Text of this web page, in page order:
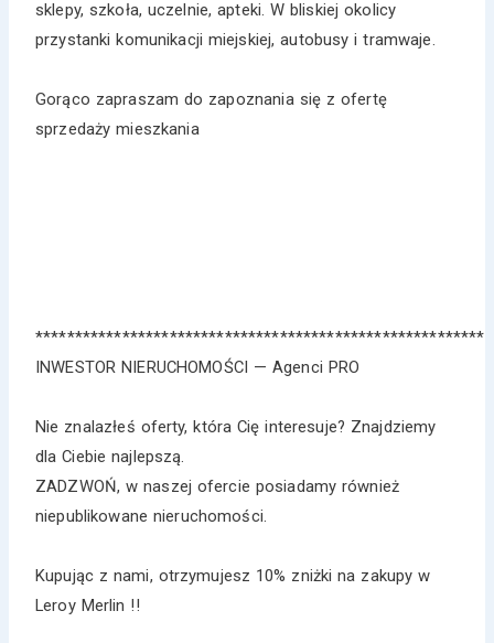
sklepy, szkoła, uczelnie, apteki. W bliskiej okolicy
przystanki komunikacji miejskiej, autobusy i tramwaje.
Gorąco zapraszam do zapoznania się z ofertę
sprzedaży mieszkania
*********************************************************
INWESTOR NIERUCHOMOŚCI — Agenci PRO
Nie znalazłeś oferty, która Cię interesuje? Znajdziemy
dla Ciebie najlepszą.
ZADZWOŃ, w naszej ofercie posiadamy również
niepublikowane nieruchomości.
Kupując z nami, otrzymujesz 10% zniżki na zakupy w
Leroy Merlin !!